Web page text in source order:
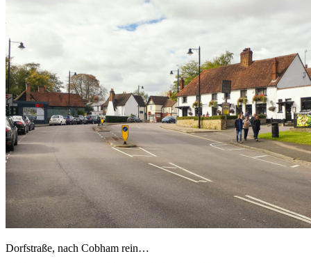
Dorfstraße, nach Cobham rein…